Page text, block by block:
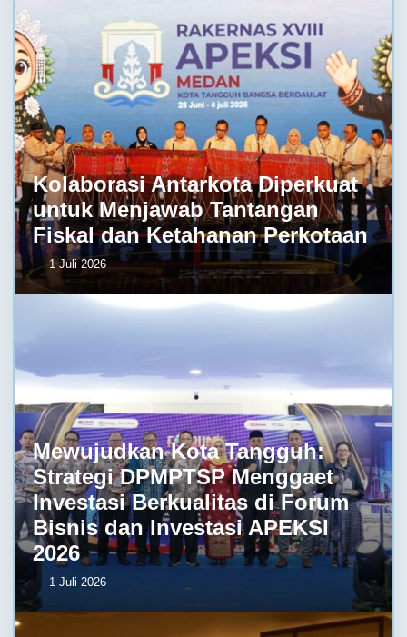
Kolaborasi Antarkota Diperkuat
untuk Menjawab Tantangan
Fiskal dan Ketahanan Perkotaan
1 Juli 2026
Mewujudkan Kota Tangguh:
Strategi DPMPTSP Menggaet
Investasi Berkualitas di Forum
Bisnis dan Investasi APEKSI
2026
1 Juli 2026